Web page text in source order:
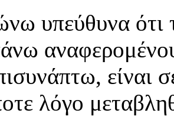
υπεύθυνα ότι
είναι
λόγο